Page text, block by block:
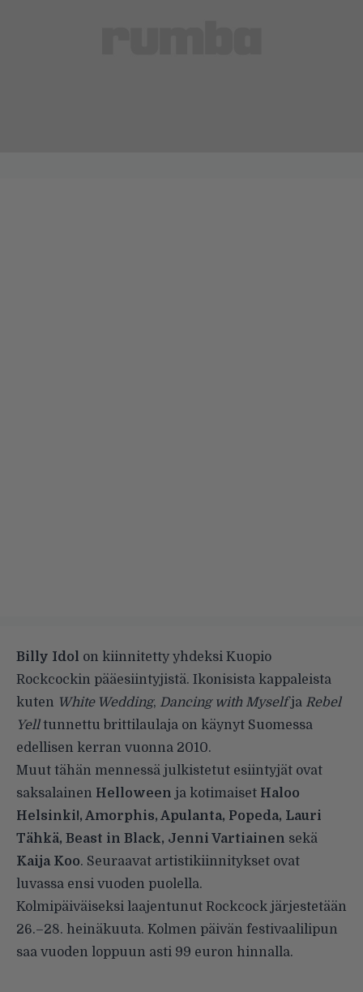
Billy Idol on kiinnitetty yhdeksi Kuopio
Rockcockin pääesiintyjistä. Ikonisista kappaleista
kuten White Wedding, Dancing with Myselfja Rebel
Yelltunnettu brittilaulaja on käynyt Suomessa
edellisen kerran vuonna 2010.
Muut tähän mennessä julkistetut esiintyjät ovat
saksalainen Helloween ja kotimaiset Haloo
Helsinki!, Amorphis, Apulanta, Popeda, Lauri
Tähkä, Beast in Black, Jenni Vartiainen sekä
Kaija Koo. Seuraavat artistikiinnitykset ovat
luvassa ensi vuoden puolella.
Kolmipäiväiseksi laajentunut Rockcock järjestetään
26.–28. heinäkuuta. Kolmen päivän festivaalilipun
saa vuoden loppuun asti 99 euron hinnalla.